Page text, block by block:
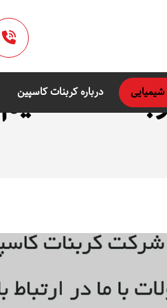
درباره کربنات کاسپین
کلسیم